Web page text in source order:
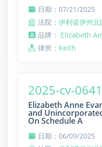
日期：07/21/2025
法院： 伊利诺伊州北
品牌： Elizabeth
律所： Keith
2025-cv-
Elizabeth Anne
and
On Schedule A
日期：06/09/2025